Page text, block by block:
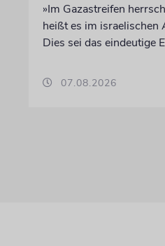
»Im Gazastreifen
heißt es im
Dies sei das eindeutige
07.08.2026